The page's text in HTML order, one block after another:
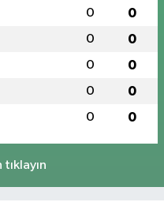
0 0
0 0
0 0
0 0
0 0